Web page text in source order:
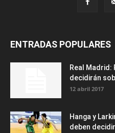
ENTRADAS POPULARES
Real Madrid:
decidirán
12 abril 2017
Hanga y
deben